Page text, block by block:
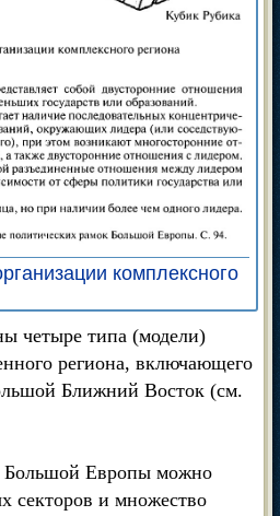
комплексного
четыре типа (модели)
региона, включающего
Ближний Восток (см.
Большой Европы можно
секторов и множество